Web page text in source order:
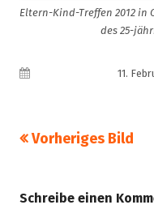
Eltern-Kind-Treffen 2012
des 25-
Veröffentlicht am11.
Vorheriges Bild
Schreibe einen